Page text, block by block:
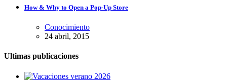
How & Why to Open a Pop-Up Store
Conocimiento
24 abril, 2015
Ultimas publicaciones